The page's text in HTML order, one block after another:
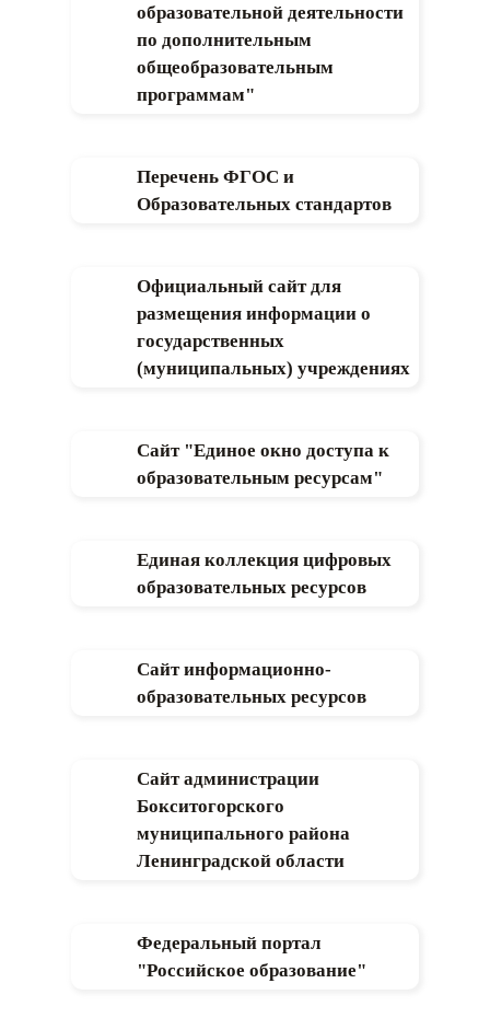
образовательной деятельности
по дополнительным
общеобразовательным
программам"
Перечень ФГОС и
Образовательных стандартов
Официальный сайт для
размещения информации о
государственных
(муниципальных) учреждениях
Сайт "Единое окно доступа к
образовательным ресурсам"
Единая коллекция цифровых
образовательных ресурсов
Сайт информационно-
образовательных ресурсов
Сайт администрации
Бокситогорского
муниципального района
Ленинградской области
Федеральный портал
"Российское образование"